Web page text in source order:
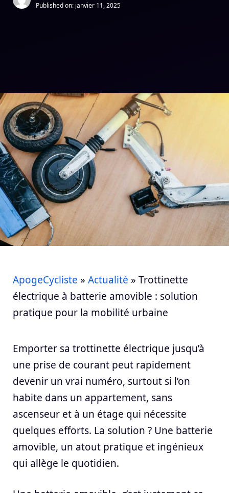
Published on: janvier 11, 2025
ApogeCycliste » Actualité » Trottinette
électrique à batterie amovible : solution
pratique pour la mobilité urbaine
Emporter sa trottinette électrique jusqu’à
une prise de courant peut rapidement
devenir un vrai numéro, surtout si l’on
habite dans un appartement, sans
ascenseur et à un étage qui nécessite
quelques efforts. La solution ? Une batterie
amovible, un atout pratique et ingénieux
qui allège le quotidien.